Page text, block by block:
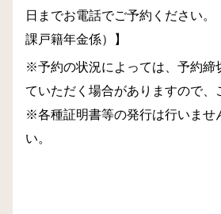
日までお電話でご予約ください
課戸籍年金係）】
※予約の状況によっては、予約締
ていただく場合がありますので、
※各種証明書等の発行は行いませ
い。